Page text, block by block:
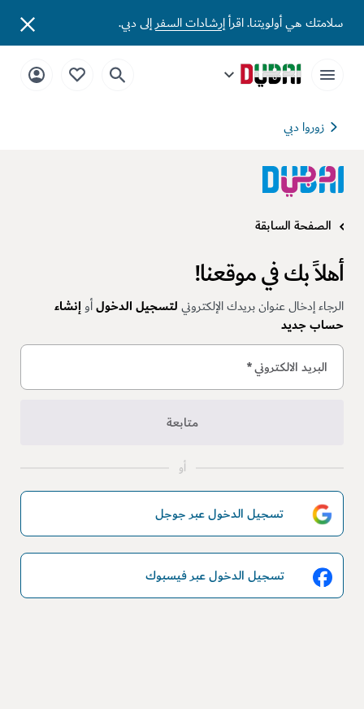
سلامتك هي أولويتنا. اقرأإرشادات السفرإلى دبي.
زوروا دبي
الصفحة السابقة
أهلاً بك في موقعنا!
الرجاء إدخال عنوان بريدك الإلكترونيلتسجيل الدخولأوإنشاء
حساب جديد
البريد الالكتروني*
متابعة
أو
تسجيل الدخول عبر جوجل
تسجيل الدخول عبر فيسبوك